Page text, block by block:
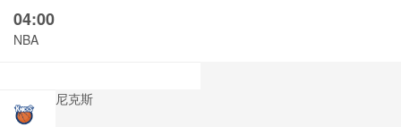
04:00
NBA
尼克斯